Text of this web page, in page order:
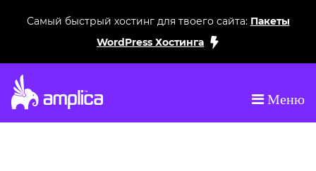
Самый быстрый хостинг для твоего сайта: Пакеты
WordPress Хостинга
Меню
Топ хостинг-провайдер в Молдове Топ